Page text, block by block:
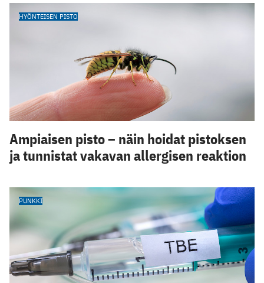
HYÖNTEISEN PISTO
Ampiaisen pisto – näin hoidat pistoksen
ja tunnistat vakavan allergisen reaktion
PUNKKI